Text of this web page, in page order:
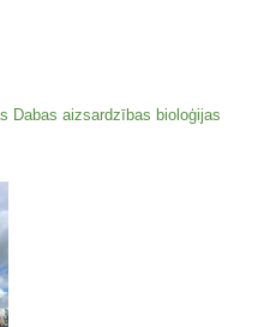
Dabas aizsardzības bioloģijas